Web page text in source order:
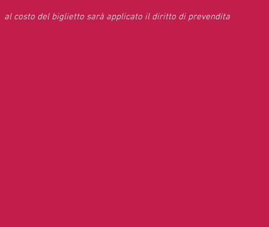
al costo del biglietto sarà applicato il diritto di prevendita